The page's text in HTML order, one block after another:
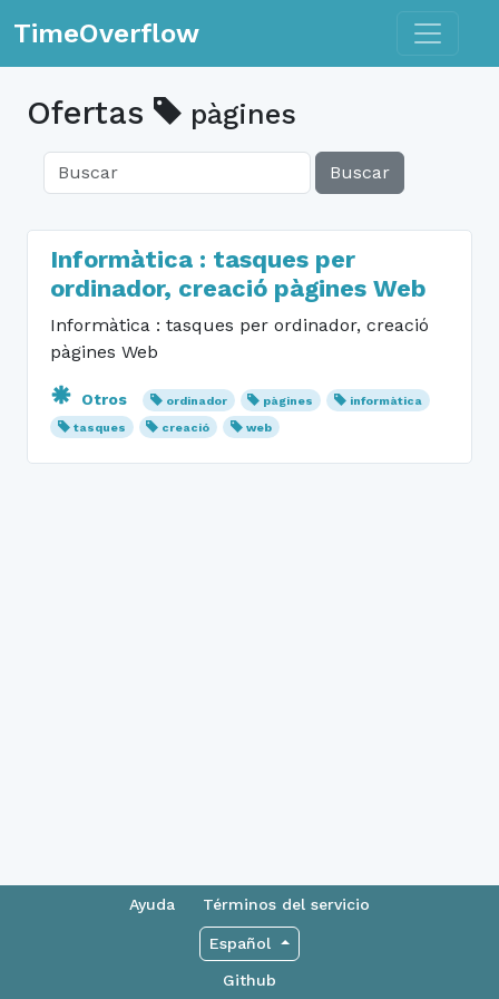
TimeOverflow Toggle
Ofertas pàgines
Buscar
Informàtica : tasques per
ordinador, creació pàgines Web
Informàtica : tasques per ordinador, creació
pàgines Web
Otros ordinador pàgines
informàtica
tasques
creació web
Ayuda Términos del servicio
Español
Github